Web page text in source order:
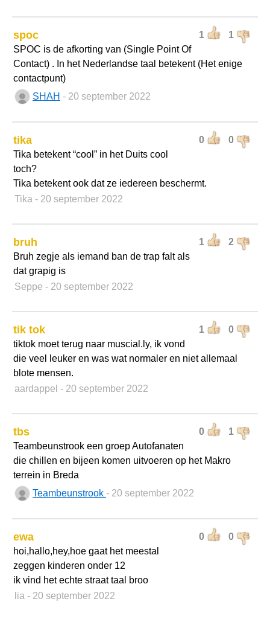
1 1
spoc
SPOC is de afkorting van (Single Point Of
Contact) . In het Nederlandse taal betekent (Het enige
contactpunt)
SHAH - 20 september 2022
0 0
tika
Tika betekent “cool” in het Duits cool
toch?
Tika betekent ook dat ze iedereen beschermt.
Tika - 20 september 2022
1 2
bruh
Bruh zegje als iemand ban de trap falt als
dat grapig is
Seppe - 20 september 2022
1 0
tik tok
tiktok moet terug naar muscial.ly, ik vond
die veel leuker en was wat normaler en niet allemaal
blote mensen.
aardappel - 20 september 2022
0 1
tbs
Teambeunstrook een groep Autofanaten
die chillen en bijeen komen uitvoeren op het Makro
terrein in Breda
Teambeunstrook - 20 september 2022
0 0
ewa
hoi,hallo,hey,hoe gaat het meestal
zeggen kinderen onder 12
ik vind het echte straat taal broo
lia - 20 september 2022